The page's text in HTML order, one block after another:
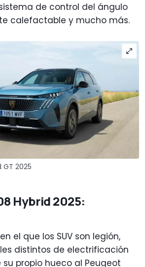
de control del ángulo
calefactable y mucho más.
2025
Hybrid 2025:
el que los SUV son legión,
distintos de electrificación
propio hueco al Peugeot